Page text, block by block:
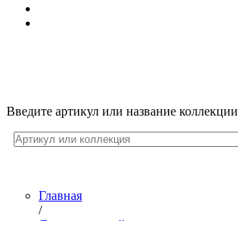
Введите артикул или название коллекции
Главная
/
Лента новостей